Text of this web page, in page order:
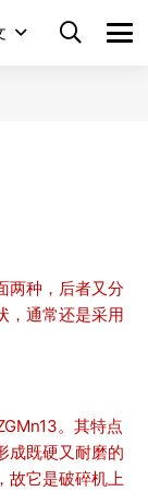
两种，后者又分
，通常还是采用
。其特点
成既硬又耐磨的
故它是破碎机上